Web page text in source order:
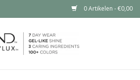
0 Artikelen - €0,00